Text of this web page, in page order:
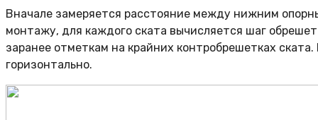
Вначале замеряется расстояние между нижним
монтажу, для каждого ската вычисляется шаг
заранее отметкам на крайних контробрешетках
горизонтально.